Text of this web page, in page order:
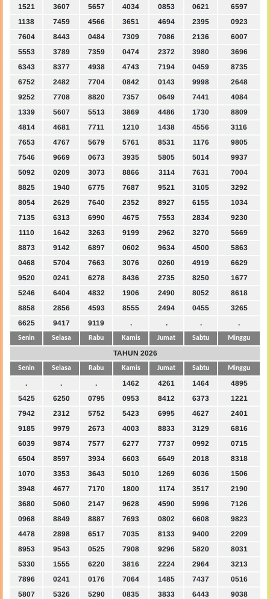
1521
3607 5657 4034 0853 0621
6597
1138
7459 4566 3651 4694 2395
0923
7604
8443 0484 7309 7086 2136
6007
5553
3789 7359 0474 2372 3980
3696
6343
8377 4938 4743 7194 0459
8735
6752
2482 7704 0842 0143 9998
2648
9252
7708 8820 7357 0649 7441
4084
1339
5607 5513 3869 4486 1730
8809
4814
4681 7711 1210 1438 4556
3116
7653
4767 5679 5761 8531 1176
9805
7546
9669 0673 3935 5805 5014
9937
5092
0209 3073 8866 3114 7631
7004
8825
1940 6775 7687 9521 3105
3292
8054
2629 7640 2352 8927 6155
1034
7135
6313 6990 4675 7553 2834
9230
1110
1642 3263 9199 2962 3270
5669
8873
9142 6897 0602 9634 4500
5863
0468
5704 7663 3076 0260 4919
6629
9520
0241 6278 8436 2735 8250
1677
5246
6404 4832 1906 2490 8052
8618
8858
2856 4593 8555 2494 0455
3265
6625
9417 9119 . . . .
Senin Selasa Rabu Kamis Jumat Sabtu Minggu
TAHUN 2026
Senin Selasa Rabu Kamis Jumat Sabtu Minggu
. . . 1462 4261 1464
4895
5425
6250 0795 0953 8412 6373
1221
7942
2312 5752 5423 6995 4627
2401
9185
9979 2673 4003 8833 3129
6816
6039
9874 7577 6277 7737 0992
0715
6504
8597 3934 6603 6649 2018
8318
1070
3353 3643 5010 1269 6036
1506
3948
4677 7170 1800 1174 3517
2190
3680
5060 2147 9628 4590 5996
7126
0968
8849 8887 7693 0802 6608
9823
4478
2898 6517 7035 8133 9400
2209
8953
9543 0525 7908 9296 5820
8031
5330
1555 6220 3816 2224 2964
3213
7896
0241 0176 7064 1485 7437
0516
5807
5326 5290 0835 3833 6443
9038